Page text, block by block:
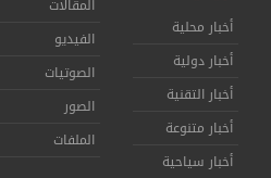
أخبار محلية
أخبار دولية
أخبار التقنية
أخبار متنوعة
أخبار سياحية
المقالات
الفيديو
الصوتيات
الصور
الملفات